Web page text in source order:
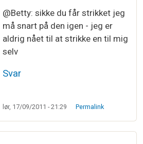
@Betty: sikke du får strikket jeg
må snart på den igen - jeg er
aldrig nået til at strikke en til mig
selv
Svar
lør, 17/09/2011 - 21:29 Permalink